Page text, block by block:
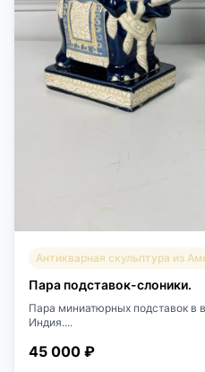
Антикварная скульптура из
Пара подставок-слоники.
Пара миниатюрных подставок в
Индия....
45 000 ₽